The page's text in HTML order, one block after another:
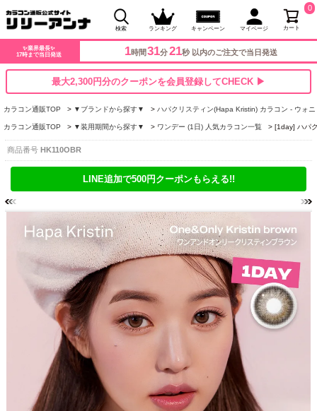
検索 ランキング キャンペーン マイページ カート
0
✨業界最長✨
17時まで当日発送
1時間 31分20秒 以内のご注文で当日発送
最大2,300円分のクーポンを会員登録してCHECK ▶
カラコン通販TOP ▼ブランドから探す▼ ハパクリスティン(Hapa Kristin) カラコン - ウォニ
カラコン通販TOP ▼装用期間から探す▼ ワンデー (1日) 人気カラコン一覧 [1day] ハパ
商品番号 HK110OBR
LINE追加で500円クーポンもらえる!!